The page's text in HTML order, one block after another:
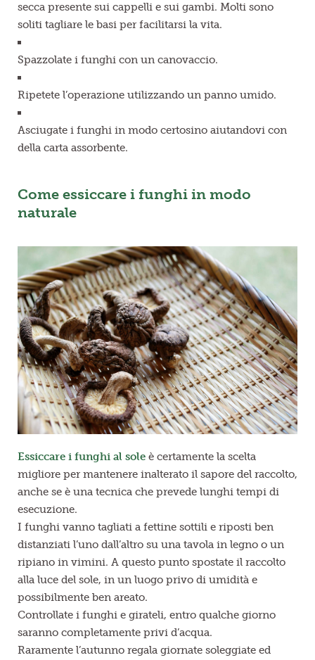
secca presente sui cappelli e sui gambi. Molti sono
soliti tagliare le basi per facilitarsi la vita.
Spazzolate i funghi con un canovaccio.
Ripetete l’operazione utilizzando un panno umido.
Asciugate i funghi in modo certosino aiutandovi con
della carta assorbente.
Come essiccare i funghi in modo
naturale
Essiccare i funghi al sole è certamente la scelta
migliore per mantenere inalterato il sapore del raccolto,
anche se è una tecnica che prevede lunghi tempi di
esecuzione.
I funghi vanno tagliati a fettine sottili e riposti ben
distanziati l’uno dall’altro su una tavola in legno o un
ripiano in vimini. A questo punto spostate il raccolto
alla luce del sole, in un luogo privo di umidità e
possibilmente ben areato.
Controllate i funghi e girateli, entro qualche giorno
saranno completamente privi d’acqua.
Raramente l’autunno regala giornate soleggiate ed